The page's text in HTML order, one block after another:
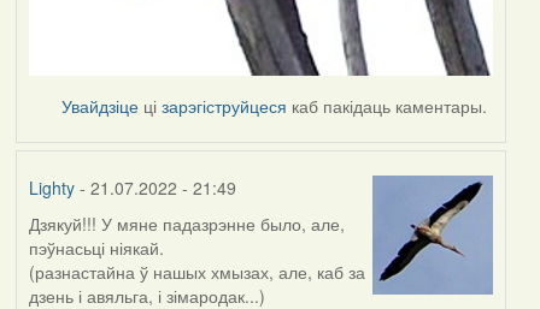
Увайдзіце цізарэгіструйцеся каб пакідаць каментары.
Lighty- 21.07.2022 - 21:49
Дзякуй!!! У мяне падазрэнне было, але,
пэўнасьці ніякай.
(разнастайна ў нашых хмызах, але, каб за
дзень і авяльга, і зімародак...)